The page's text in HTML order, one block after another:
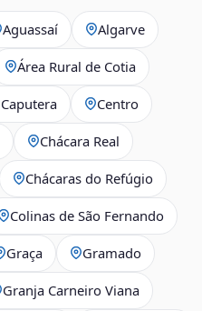
Aguassaí Algarve
Área Rural de Cotia
Caputera Centro
Chácara Real
Chácaras do Refúgio
Colinas de São Fernando
Graça Gramado
Granja Carneiro Viana